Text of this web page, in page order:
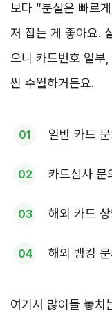
보다 “분실은 빠르
저 잡는 게 좋아요.
으니 카드번호 일부
씬 수월하거든요.
일반 카드
카드심사
해외 카드
해외 뱅킹
여기서 많이들 놓치